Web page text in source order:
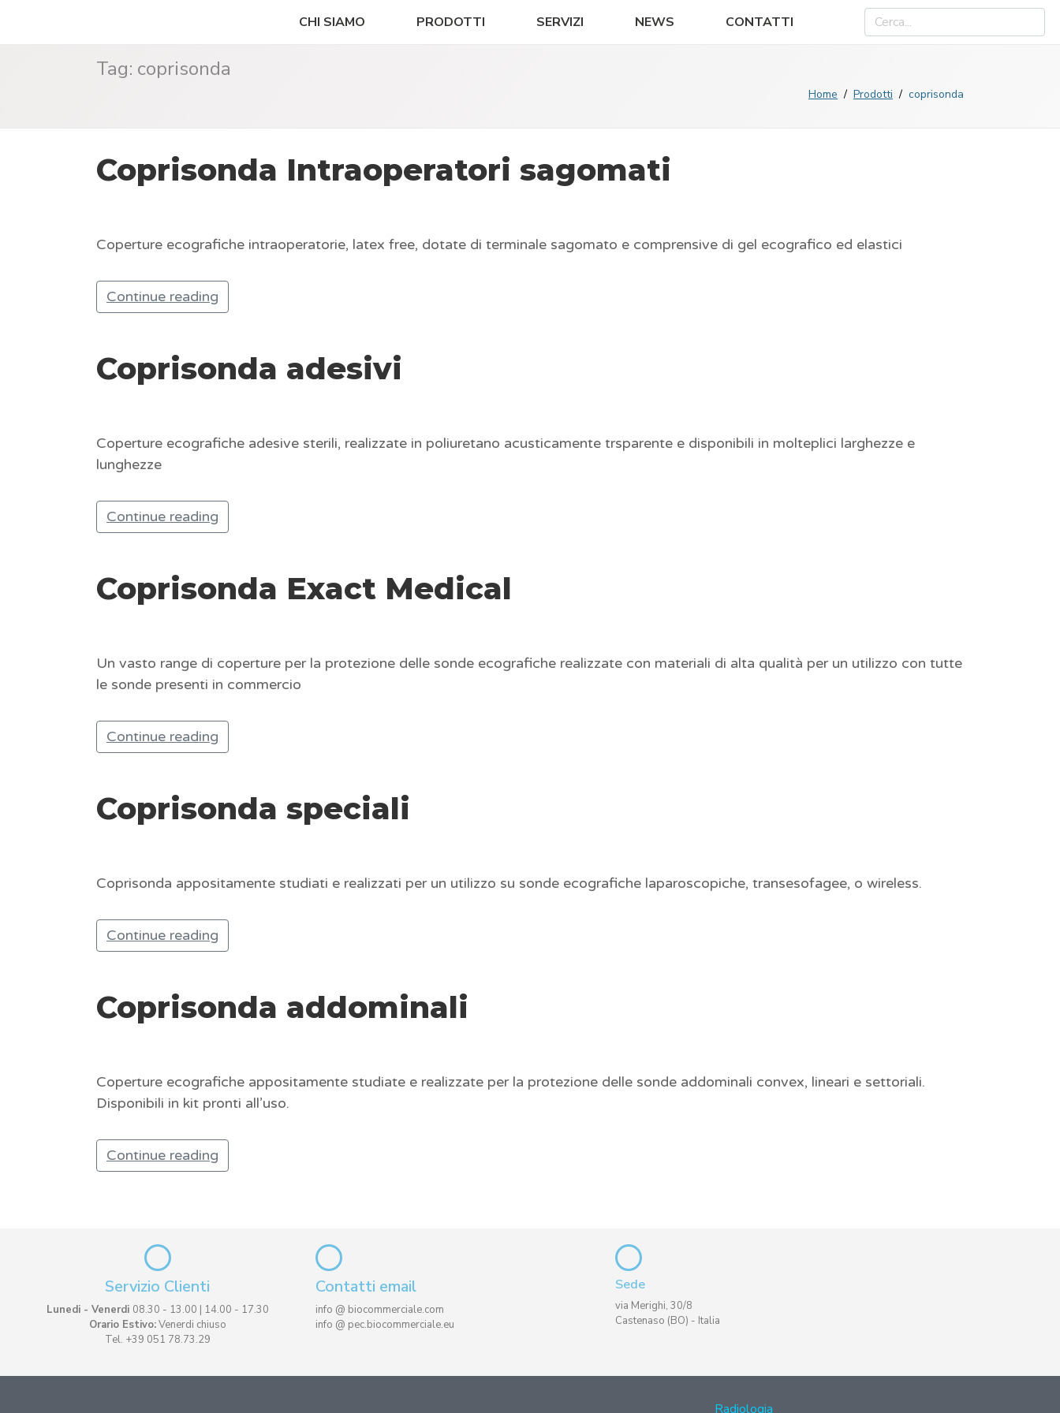
CHI SIAMO PRODOTTI SERVIZI NEWS CONTATTI
Tag: coprisonda
Home Prodotti coprisonda
Coprisonda Intraoperatori sagomati
Coperture ecografiche intraoperatorie, latex free, dotate di terminale sagomato e comprensive di gel ecografico ed elastici
Continue reading
Coprisonda adesivi
Coperture ecografiche adesive sterili, realizzate in poliuretano acusticamente trsparente e disponibili in molteplici larghezze e
lunghezze
Continue reading
Coprisonda Exact Medical
Un vasto range di coperture per la protezione delle sonde ecografiche realizzate con materiali di alta qualità per un utilizzo con tutte
le sonde presenti in commercio
Continue reading
Coprisonda speciali
Coprisonda appositamente studiati e realizzati per un utilizzo su sonde ecografiche laparoscopiche, transesofagee, o wireless.
Continue reading
Coprisonda addominali
Coperture ecografiche appositamente studiate e realizzate per la protezione delle sonde addominali convex, lineari e settoriali.
Disponibili in kit pronti all’uso.
Continue reading
Servizio Clienti
Lunedi - Venerdi 08.30 - 13.00 | 14.00 - 17.30
Orario Estivo:Venerdi chiuso
Tel. +39 051 78.73.29
Contatti email
info @ biocommerciale.com
info @ pec.biocommerciale.eu
Sede
via Merighi, 30/8
Castenaso (BO) - Italia
Radiologia